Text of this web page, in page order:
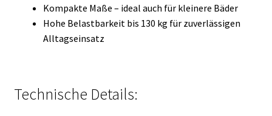
Kompakte Maße – ideal auch für kleinere Bäder
Hohe Belastbarkeit bis 130 kg für zuverlässigen
Alltagseinsatz
Technische Details: